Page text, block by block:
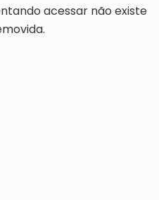
acessar não existe